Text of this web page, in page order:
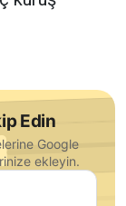
Edin
Google
ekleyin.